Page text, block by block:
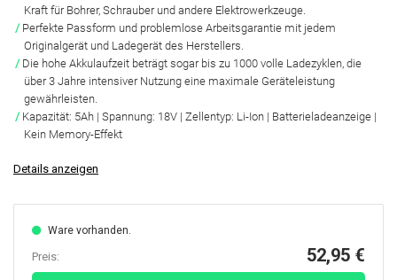
Kraft für Bohrer, Schrauber und andere Elektrowerkzeuge.
Perfekte Passform und problemlose Arbeitsgarantie mit jedem
Originalgerät und Ladegerät des Herstellers.
Die hohe Akkulaufzeit beträgt sogar bis zu 1000 volle Ladezyklen, die
über 3 Jahre intensiver Nutzung eine maximale Geräteleistung
gewährleisten.
Kapazität: 5Ah | Spannung: 18V | Zellentyp: Li-Ion | Batterieladeanzeige |
Kein Memory-Effekt
Details anzeigen
Ware vorhanden.
Preis: 52,95 €